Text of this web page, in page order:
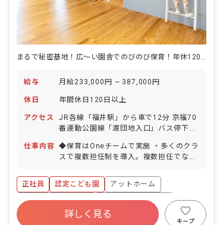
まるで秘密基地！広～い園舎でのびのび保育！年休120日・賞与＋臨時賞与
給与 月給233,000円 ~ 387,000円
休日 年間休日120日以上
アクセス
JR各線「福井駅」から車で12分 京福70
番運動公園線「渡団地入口」バス停下車
くに無料の駐車場を完備） ・車でアクセ
ス5分圏内に、ディスカウントストアを
おり、仕事帰りにも立ち寄りやすいで
す。 ・園は静かな住宅街の中にあり、お
散歩にピッタリな公園も複数あって、保
育環境にも恵まれています。
仕事内容 ◆保育はOneチームで実施 ・多くのクラ
スで複数担任制を導入。複数担任でない
しています。 ・ 「お手伝いノート」で
それぞれのタスクを共有し合い、製作物
をサポートしています。
正社員 認定こども園
アットホーム
ボーナス・賞与あり
年間休日120日以上
社会保険完備
有給
福利厚生充実
詳しく見る
キープ